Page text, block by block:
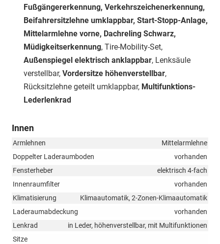
Fußgängererkennung, Verkehrszeichenerkennung,
Beifahrersitzlehne umklappbar, Start-Stopp-Anlage,
Mittelarmlehne vorne, Dachreling Schwarz,
Müdigkeitserkennung, Tire-Mobility-Set,
Außenspiegel elektrisch anklappbar, Lenksäule
verstellbar, Vordersitze höhenverstellbar,
Rücksitzlehne geteilt umklappbar, Multifunktions-
Lederlenkrad
Innen
Armlehnen
Mittelarmlehne
Doppelter Laderaumboden
vorhanden
Fensterheber
elektrisch 4-fach
Innenraumfilter
vorhanden
Klimatisierung
Klimaautomatik, 2-Zonen-Klimaautomatik
Laderaumabdeckung
vorhanden
Lenkrad
in Leder, höhenverstellbar, mit Multifunktionen
Sitze